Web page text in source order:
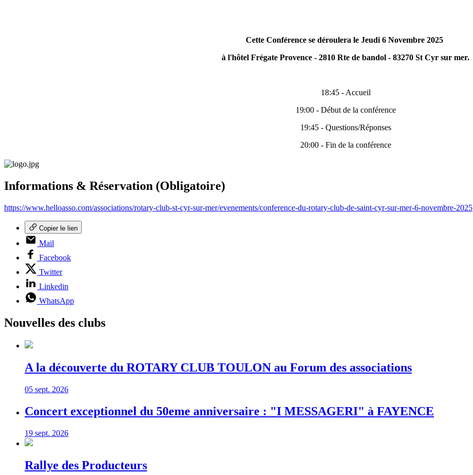
Cette Conférence se déroulera le Jeudi 6 Novembre 2025
à l'hôtel Frégate Provence - 2810 Rte de bandol - 83270 St Cyr sur mer.
18:45 - Accueil
19:00 - Début de la conférence
19:45 - Questions/Réponses
20:00 - Fin de la conférence
Informations & Réservation (Obligatoire)
https://www.helloasso.com/associations/rotary-club-st-cyr-sur-mer/evenements/conference-du-rotary-club-de-saint-cyr-sur-mer-6-novembre-2025
Copier le lien
Mail
Facebook
Twitter
Linkedin
WhatsApp
Nouvelles des clubs
A la découverte du ROTARY CLUB TOULON au Forum des associations
05 sept. 2026
Concert exceptionnel du 50eme anniversaire : "I MESSAGERI" à FAYENCE
19 sept. 2026
Rallye des Producteurs